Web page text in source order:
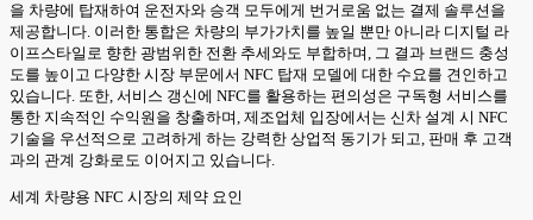
을 차량에 탑재하여 운전자와 승객 모두에게 번거로움 없는 결제 솔루션을
제공합니다. 이러한 통합은 차량의 부가가치를 높일 뿐만 아니라 디지털 라
이프스타일로 향한 광범위한 전환 추세와도 부합하며, 그 결과 브랜드 충성
도를 높이고 다양한 시장 부문에서 NFC 탑재 모델에 대한 수요를 견인하고
있습니다. 또한, 서비스 갱신에 NFC를 활용하는 편의성은 구독형 서비스를
통한 지속적인 수익원을 창출하며, 제조업체 입장에서는 신차 설계 시 NFC
기술을 우선적으로 고려하게 하는 강력한 상업적 동기가 되고, 판매 후 고객
과의 관계 강화로도 이어지고 있습니다.
세계 차량용 NFC 시장의 제약 요인